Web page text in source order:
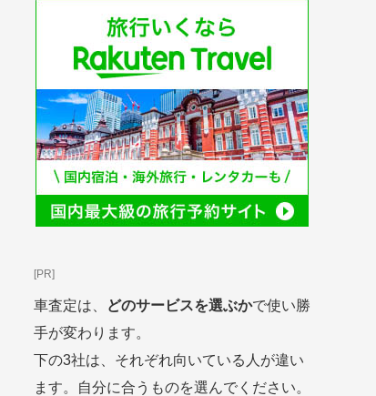
[PR]
車査定は、 どのサービスを選ぶかで使い勝
手が変わります。
下の3社は、それぞれ向いている人が違い
ます。自分に合うものを選んでください。